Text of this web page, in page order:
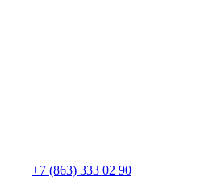
+7 (863) 333 02 90